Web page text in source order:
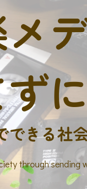
できる社
through sending